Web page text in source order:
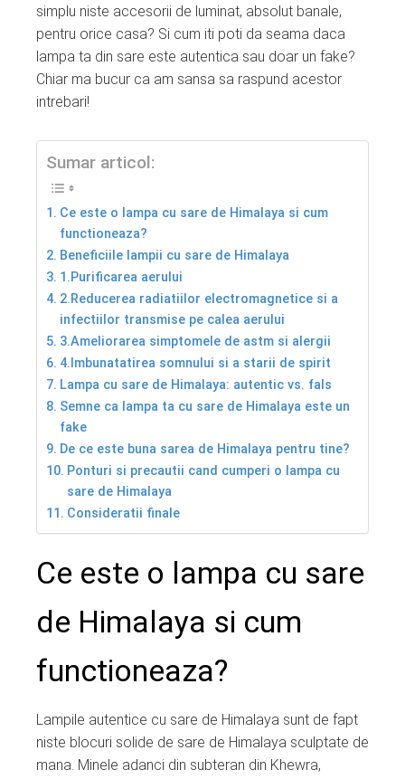
simplu niste accesorii de luminat, absolut banale,
pentru orice casa? Si cum iti poti da seama daca
lampa ta din sare este autentica sau doar un fake?
Chiar ma bucur ca am sansa sa raspund acestor
intrebari!
Sumar articol:
Ce este o lampa cu sare de Himalaya si cum
functioneaza?
Beneficiile lampii cu sare de Himalaya
1.Purificarea aerului
2.Reducerea radiatiilor electromagnetice si a
infectiilor transmise pe calea aerului
3.Ameliorarea simptomele de astm si alergii
4.Imbunatatirea somnului si a starii de spirit
Lampa cu sare de Himalaya: autentic vs. fals
Semne ca lampa ta cu sare de Himalaya este un
fake
De ce este buna sarea de Himalaya pentru tine?
Ponturi si precautii cand cumperi o lampa cu
sare de Himalaya
Consideratii finale
Ce este o lampa cu sare
de Himalaya si cum
functioneaza?
Lampile autentice cu sare de Himalaya sunt de fapt
niste blocuri solide de sare de Himalaya sculptate de
mana. Minele adanci din subteran din Khewra,